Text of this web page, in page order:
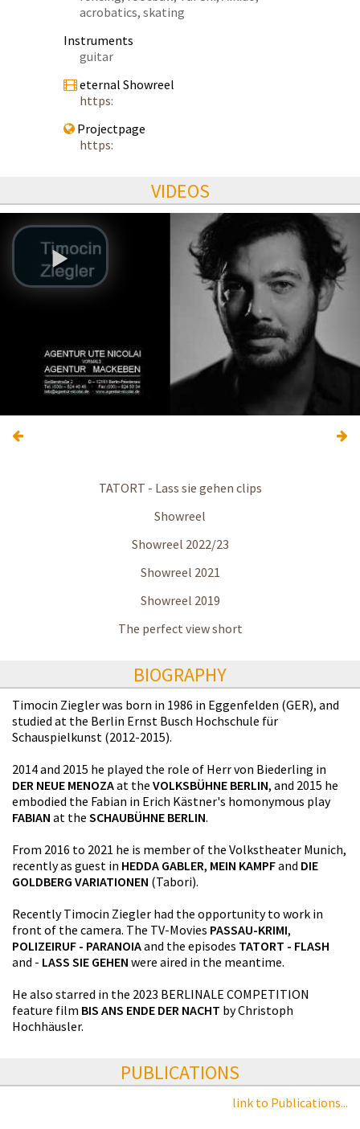
acrobatics, skating
Instruments
guitar
eternal Showreel
https:
Projectpage
https:
VIDEOS
TATORT - Lass sie gehen clips
Showreel
Showreel 2022/23
Showreel 2021
Showreel 2019
The perfect view short
BIOGRAPHY
Timocin Ziegler was born in 1986 in Eggenfelden (GER), and
studied at the Berlin Ernst Busch Hochschule für
Schauspielkunst (2012-2015).
2014 and 2015 he played the role of Herr von Biederling in
DER NEUE MENOZAat the VOLKSBÜHNE BERLIN, and 2015 he
embodied the Fabian in Erich Kästner's homonymous play
FABIAN at the SCHAUBÜHNE BERLIN.
From 2016 to 2021 he is member of the Volkstheater Munich,
recently as guest in HEDDA GABLER, MEIN KAMPFand DIE
GOLDBERG VARIATIONEN (Tabori).
Recently Timocin Ziegler had the opportunity to work in
front of the camera. The TV-Movies PASSAU-KRIMI,
POLIZEIRUF - PARANOIAand the episodes TATORT - FLASH
and - LASS SIE GEHEN were aired in the meantime.
He also starred in the 2023 BERLINALE COMPETITION
feature film BIS ANS ENDE DER NACHT by Christoph
Hochhäusler.
PUBLICATIONS
link to Publications...